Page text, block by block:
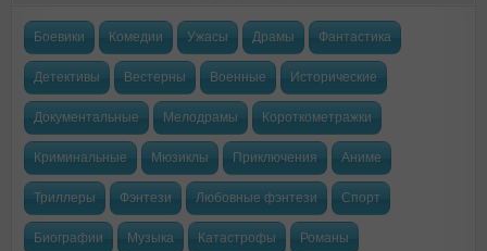
Боевики Комедии Ужасы Драмы Фантастика
Детективы Вестерны Военные Исторические
Документальные Мелодрамы Короткометражки
Криминальные Мюзиклы Приключения Аниме
Триллеры Фэнтези Любовные фэнтези Спорт
Биографии Музыка Катастрофы Романы